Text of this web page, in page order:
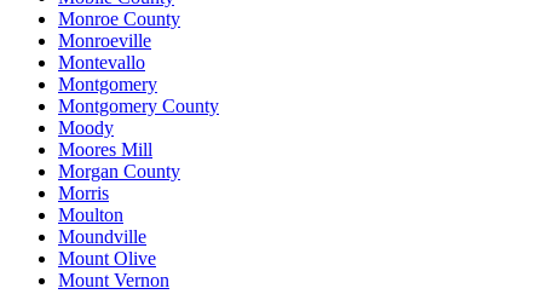
Monroe County
Monroeville
Montevallo
Montgomery
Montgomery County
Moody
Moores Mill
Morgan County
Morris
Moulton
Moundville
Mount Olive
Mount Vernon